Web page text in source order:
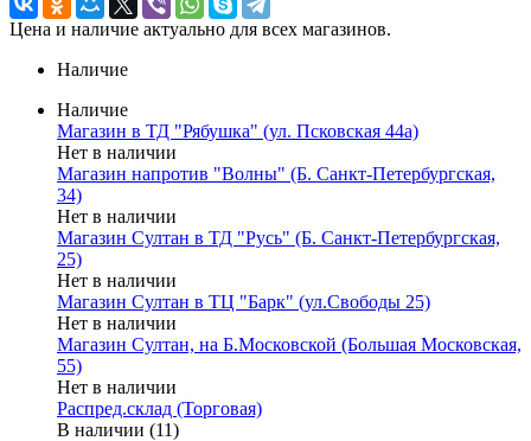
Цена и наличие актуально для всех магазинов.
Наличие
Наличие
Магазин в ТД "Рябушка" (ул. Псковская 44а)
Нет в наличии
Магазин напротив "Волны" (Б. Санкт-Петербургская,
34)
Нет в наличии
Магазин Султан в ТД "Русь" (Б. Санкт-Петербургская,
25)
Нет в наличии
Магазин Султан в ТЦ "Барк" (ул.Свободы 25)
Нет в наличии
Магазин Султан, на Б.Московской (Большая Московская,
55)
Нет в наличии
Распред.склад (Торговая)
В наличии (11)